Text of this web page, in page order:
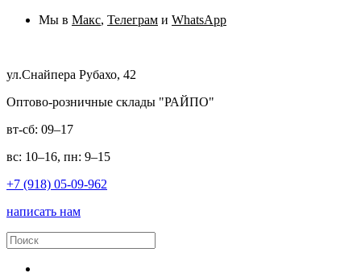
Мы в Макс, Телеграм и WhatsApp
ул.Снайпера Рубахо, 42
Оптово-розничные склады "РАЙПО"
вт-сб: 09–17
вс: 10–16, пн: 9–15
+7 (918) 05-09-962
написать нам